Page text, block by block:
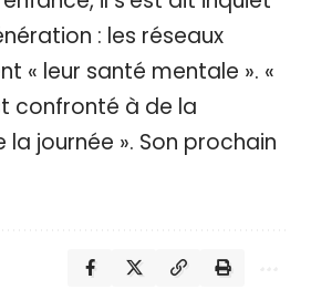
: les réseaux
« leur santé mentale ». «
confronté à de la
journée ». Son prochain